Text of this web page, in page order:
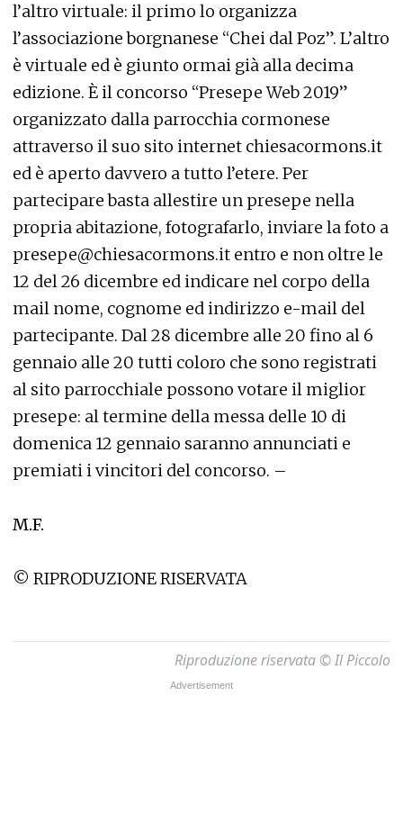
l’altro virtuale: il primo lo organizza
l’associazione borgnanese “Chei dal Poz”. L’altro
è virtuale ed è giunto ormai già alla decima
edizione. È il concorso “Presepe Web 2019”
organizzato dalla parrocchia cormonese
attraverso il suo sito internet chiesacormons.it
ed è aperto davvero a tutto l’etere. Per
partecipare basta allestire un presepe nella
propria abitazione, fotografarlo, inviare la foto a
presepe@chiesacormons.it entro e non oltre le
12 del 26 dicembre ed indicare nel corpo della
mail nome, cognome ed indirizzo e-mail del
partecipante. Dal 28 dicembre alle 20 fino al 6
gennaio alle 20 tutti coloro che sono registrati
al sito parrocchiale possono votare il miglior
presepe: al termine della messa delle 10 di
domenica 12 gennaio saranno annunciati e
premiati i vincitori del concorso. –
M.F.
© RIPRODUZIONE RISERVATA
Riproduzione riservata © Il Piccolo